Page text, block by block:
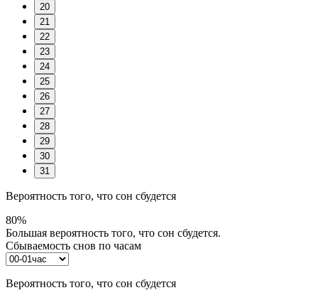
20
21
22
23
24
25
26
27
28
29
30
31
Вероятность того, что сон сбудется
80%
Большая вероятность того, что сон сбудется.
Сбываемость снов по часам
Вероятность того, что сон сбудется